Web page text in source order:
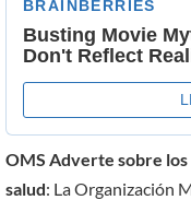
OMS Adverte sobre
salud: La Organización